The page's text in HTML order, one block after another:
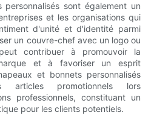
sont également un
et les organisations qui
d'unité et d'identité parmi
un couvre-chef avec un logo ou
contribuer à promouvoir la
et à favoriser un esprit
et bonnets personnalisés
articles promotionnels lors
professionnels, constituant un
pour les clients potentiels.